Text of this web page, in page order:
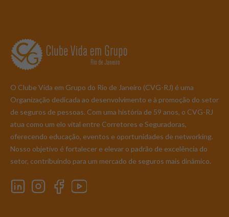
O Clube Vida em Grupo do Rio de Janeiro (CVG-RJ) é uma
Organização dedicada ao desenvolvimento e à promoção do setor
de seguros de pessoas. Com uma história de 59 anos, o CVG-RJ
atua como um elo vital entre Corretores e Seguradoras,
oferecendo educação, eventos e oportunidades de networking.
Nosso objetivo é fortalecer e elevar o padrão de excelência do
setor, contribuindo para um mercado de seguros mais dinâmico.